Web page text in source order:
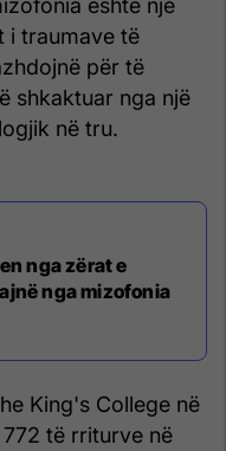
është një
i traumave të
për të
shkaktuar nga një
në tru.
nga zërat e
nga mizofonia
King's College në
të rriturve në